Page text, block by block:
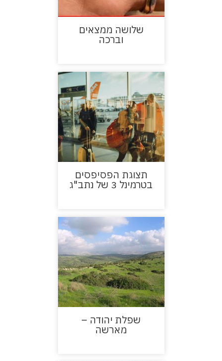
שלושה ממצאים
וברכה
תצוגת הפסיפסים
בטרמינל 3 של נתב"ג
שפלת יהודה –
מארשה